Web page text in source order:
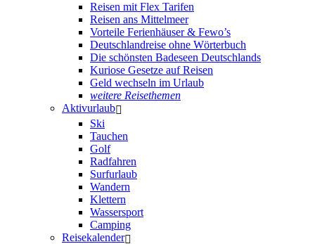
Reisen mit Flex Tarifen
Reisen ans Mittelmeer
Vorteile Ferienhäuser & Fewo’s
Deutschlandreise ohne Wörterbuch
Die schönsten Badeseen Deutschlands
Kuriose Gesetze auf Reisen
Geld wechseln im Urlaub
weitere Reisethemen
Aktivurlaub
Ski
Tauchen
Golf
Radfahren
Surfurlaub
Wandern
Klettern
Wassersport
Camping
Reisekalender